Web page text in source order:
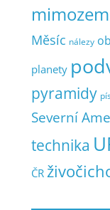
Měsíc nálezy
planety
pyramidy
Severní
technika
ČR